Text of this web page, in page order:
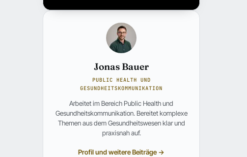
Jonas Bauer
PUBLIC HEALTH UND
GESUNDHEITSKOMMUNIKATION
Arbeitet im Bereich Public Health und
Gesundheitskommunikation. Bereitet komplexe
Themen aus dem Gesundheitswesen klar und
praxisnah auf.
Profil und weitere Beiträge →